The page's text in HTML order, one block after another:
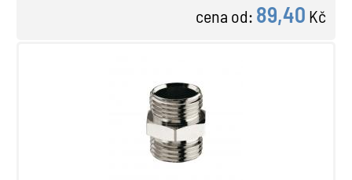
cena od: 89,40 Kč